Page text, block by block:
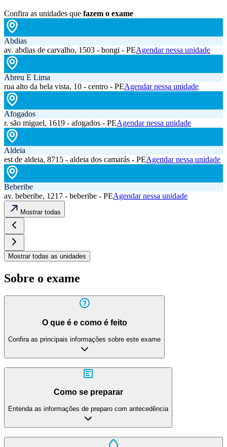
Confira as unidades que fazem o exame
Abdias
av. abdias de carvalho, 1503 - bongi - PEAgendar nessa unidade
Abreu E Lima
rua alto da bela vista, 10 - centro - PEAgendar nessa unidade
Afogados
r. são miguel, 1619 - afogados - PEAgendar nessa unidade
Aldeia
est de aldeia, 8715 - aldeia dos camarás - PEAgendar nessa unidade
Beberibe
av. beberibe, 1217 - beberibe - PEAgendar nessa unidade
Mostrar todas
Mostrar todas as unidades
Sobre o exame
O que é e como é feito
Confira as principais informações sobre este exame
Como se preparar
Entenda as informações de preparo com antecedência